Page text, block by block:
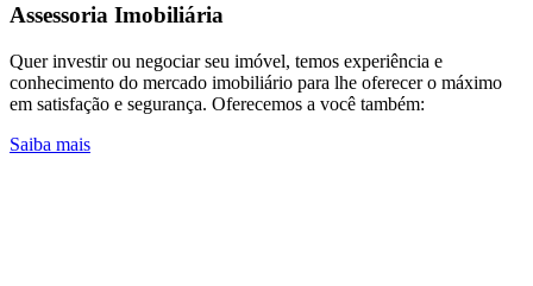
Assessoria Imobiliária
Quer investir ou negociar seu imóvel, temos experiência e
conhecimento do mercado imobiliário para lhe oferecer o máximo
em satisfação e segurança. Oferecemos a você também:
Saiba mais